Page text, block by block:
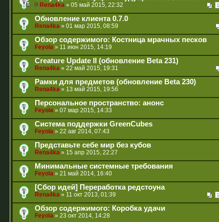
1
Rena4ka » 05 май 2015, 22:32
Обновление клиента 0.7.0
Rena4ka » 01 мар 2015, 08:59
Обзор содержимого: Костница мрачных песков
Feyola » 11 июн 2015, 14:19
Creature Update II (обновление Beta 231)
Rena4ka » 22 май 2015, 19:31
Рамки для предметов (обновление Beta 230)
Rena4ka » 13 май 2015, 19:56
Персональное пространство: анонс
Feyola » 07 мар 2015, 14:33
Система поддержки GreenCubes
Feyola » 22 авг 2014, 07:43
Представьте себе мир без кубов
Rena4ka » 15 апр 2015, 22:27
Минимальные системные требования
Feyola » 21 май 2014, 16:40
[Сбор идей] Переработка редстоуна
1
Rena4ka » 11 окт 2013, 01:39
Обзор содержимого: Коробка удачи
Feyola » 23 окт 2014, 14:28